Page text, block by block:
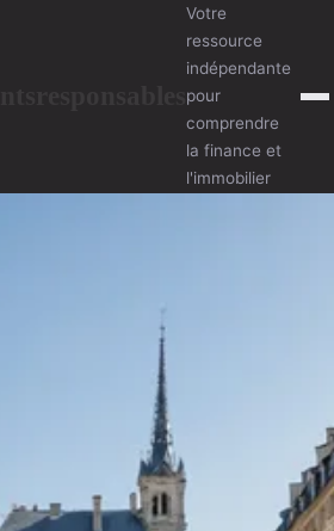
Votre
ressource
indépendante
pour
comprendre
la finance et
l'immobilier